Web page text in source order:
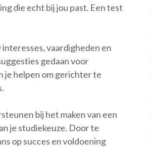
die echt bij jou past. Een test
vaardigheden en
gedaan voor
je helpen om gerichter te
bij het maken van een
je studiekeuze. Door te
op succes en voldoening